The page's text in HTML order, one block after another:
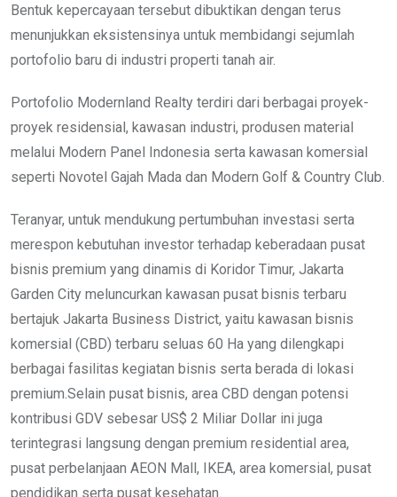
Bentuk kepercayaan tersebut dibuktikan dengan terus
menunjukkan eksistensinya untuk membidangi sejumlah
portofolio baru di industri properti tanah air.
Portofolio Modernland Realty terdiri dari berbagai proyek-
proyek residensial, kawasan industri, produsen material
melalui Modern Panel Indonesia serta kawasan komersial
seperti Novotel Gajah Mada dan Modern Golf & Country Club.
Teranyar, untuk mendukung pertumbuhan investasi serta
merespon kebutuhan investor terhadap keberadaan pusat
bisnis premium yang dinamis di Koridor Timur, Jakarta
Garden City meluncurkan kawasan pusat bisnis terbaru
bertajuk Jakarta Business District, yaitu kawasan bisnis
komersial (CBD) terbaru seluas 60 Ha yang dilengkapi
berbagai fasilitas kegiatan bisnis serta berada di lokasi
premium.Selain pusat bisnis, area CBD dengan potensi
kontribusi GDV sebesar US$ 2 Miliar Dollar ini juga
terintegrasi langsung dengan premium residential area,
pusat perbelanjaan AEON Mall, IKEA, area komersial, pusat
pendidikan serta pusat kesehatan.